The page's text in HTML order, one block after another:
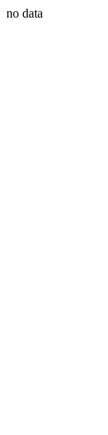
no data